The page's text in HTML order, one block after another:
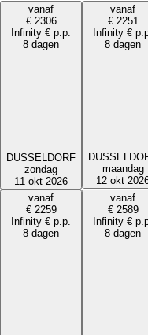
vanaf
€ 2306
Infinity € p.p.
8 dagen
DUSSELDORF
zondag
11 okt 2026
vanaf
€ 2251
Infinity €
8 dagen
maandag
12 okt
vanaf
€ 2259
Infinity € p.p.
8 dagen
vanaf
€ 2589
Infinity €
8 dagen